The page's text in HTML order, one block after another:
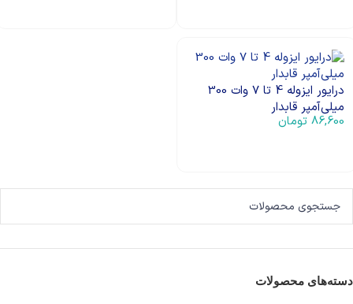
دسته‌های محصولات
درایور ایزوله 4 تا 7 وات 300
میلی‌آمپر قابدار
86,600 تومان